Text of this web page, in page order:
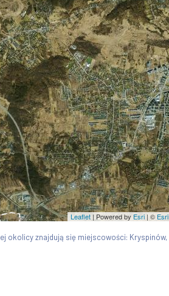
Leaflet | Powered by Esri | © Esri
okolicy znajdują się miejscowości: Kryspinów,